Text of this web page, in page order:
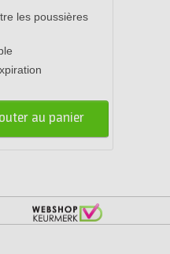
les poussières
au panier